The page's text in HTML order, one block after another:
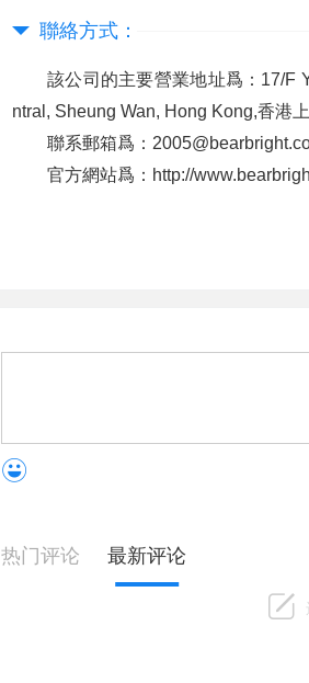
聯絡方式：
該公司的主要營業地址爲：17/F
ntral, Sheung Wan, Hong Kong,香港
聯系郵箱爲：
官方網站爲：http://
热门评论 最新评论